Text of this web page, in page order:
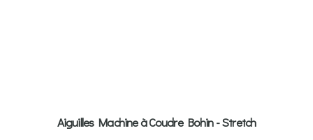
Aiguilles Machine à Coudre Bohin - Stretch